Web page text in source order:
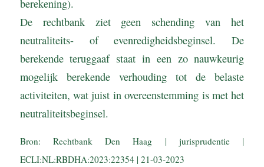
berekening).
De rechtbank ziet geen schending van het
neutraliteits- of evenredigheidsbeginsel. De
berekende teruggaaf staat in een zo nauwkeurig
mogelijk berekende verhouding tot de belaste
activiteiten, wat juist in overeenstemming is met het
neutraliteitsbeginsel.
Bron: Rechtbank Den Haag | jurisprudentie |
ECLI:NL:RBDHA:2023:22354 | 21-03-2023